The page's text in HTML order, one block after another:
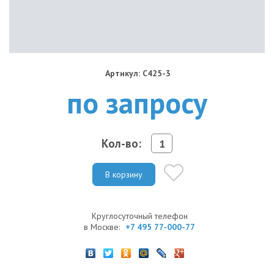
Артикул: C425-3
по запросу
Кол-во:
В корзину
Круглосуточный телефон
в Москве: +7 495 77-000-77